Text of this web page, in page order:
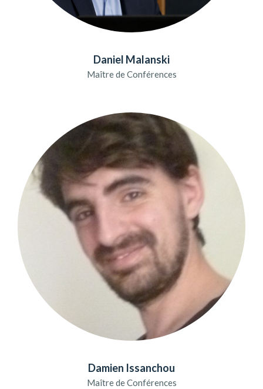
Daniel Malanski
Maître de Conférences
Damien Issanchou
Maître de Conférences